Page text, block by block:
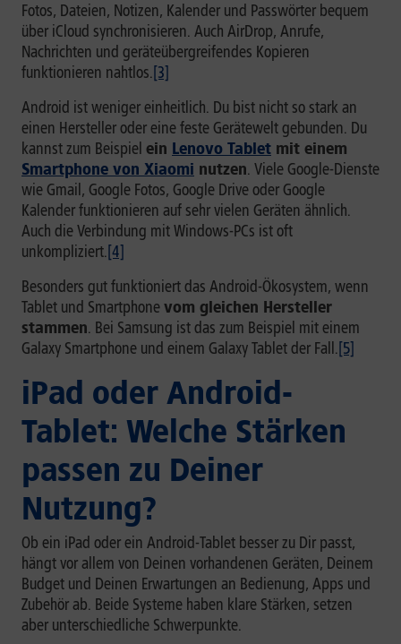
Fotos, Dateien, Notizen, Kalender und Passwörter bequem
über iCloud synchronisieren. Auch AirDrop, Anrufe,
Nachrichten und geräteübergreifendes Kopieren
funktionieren nahtlos.[3]
Android ist weniger einheitlich. Du bist nicht so stark an
einen Hersteller oder eine feste Gerätewelt gebunden. Du
kannst zum Beispiel ein Lenovo Tablet mit einem
Smartphone von Xiaomi nutzen. Viele Google-Dienste
wie Gmail, Google Fotos, Google Drive oder Google
Kalender funktionieren auf sehr vielen Geräten ähnlich.
Auch die Verbindung mit Windows-PCs ist oft
unkompliziert.[4]
Besonders gut funktioniert das Android-Ökosystem, wenn
Tablet und Smartphonevom gleichen Hersteller
stammen. Bei Samsung ist das zum Beispiel mit einem
Galaxy Smartphone und einem Galaxy Tablet der Fall.[5]
iPad oder Android-
Tablet: Welche Stärken
passen zu Deiner
Nutzung?
Ob ein iPad oder ein Android-Tablet besser zu Dir passt,
hängt vor allem von Deinen vorhandenen Geräten, Deinem
Budget und Deinen Erwartungen an Bedienung, Apps und
Zubehör ab. Beide Systeme haben klare Stärken, setzen
aber unterschiedliche Schwerpunkte.